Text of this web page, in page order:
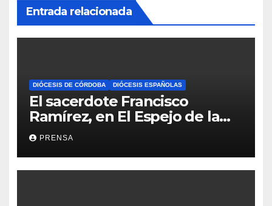
Entrada relacionada
DIÓCESIS DE CÓRDOBA DIÓCESIS ESPAÑOLAS
El sacerdote Francisco
Ramírez, en El Espejo de la
Iglesia
PRENSA